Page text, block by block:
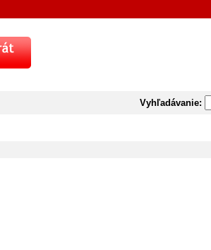
Vyhľadávanie: